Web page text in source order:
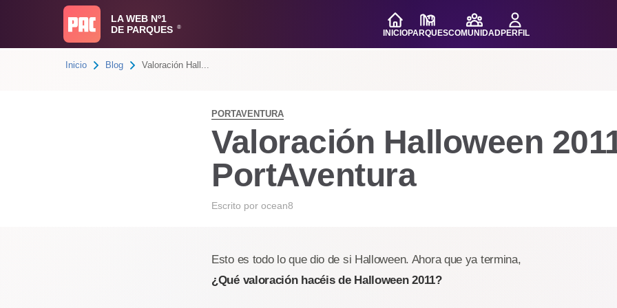
LA WEB Nº1
DE PARQUES
®
INICIOPARQUESCOMUNIDADPERFIL
Inicio Blog Valoración Hall...
PORTAVENTURA
Valoración Halloween
PortAventura
Escrito por ocean8
Esto es todo lo que dio de si Halloween. Ahora que ya termina,
¿Qué valoración hacéis de Halloween 2011?